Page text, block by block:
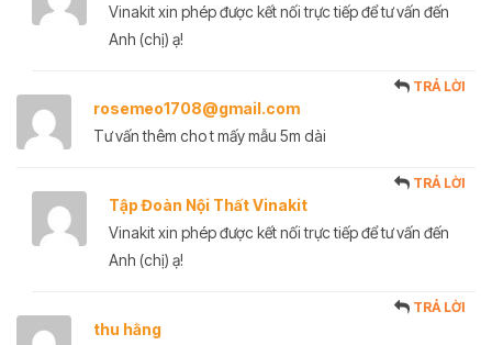
Vinakit xin phép được kết nối trực tiếp để tư vấn đến
Anh (chị) ạ!
rosemeo1708@gmail.com
TRẢ LỜI
Tư vấn thêm cho t mấy mẫu 5m dài
Tập Đoàn Nội Thất Vinakit
TRẢ LỜI
Vinakit xin phép được kết nối trực tiếp để tư vấn đến
Anh (chị) ạ!
thu hằng
TRẢ LỜI